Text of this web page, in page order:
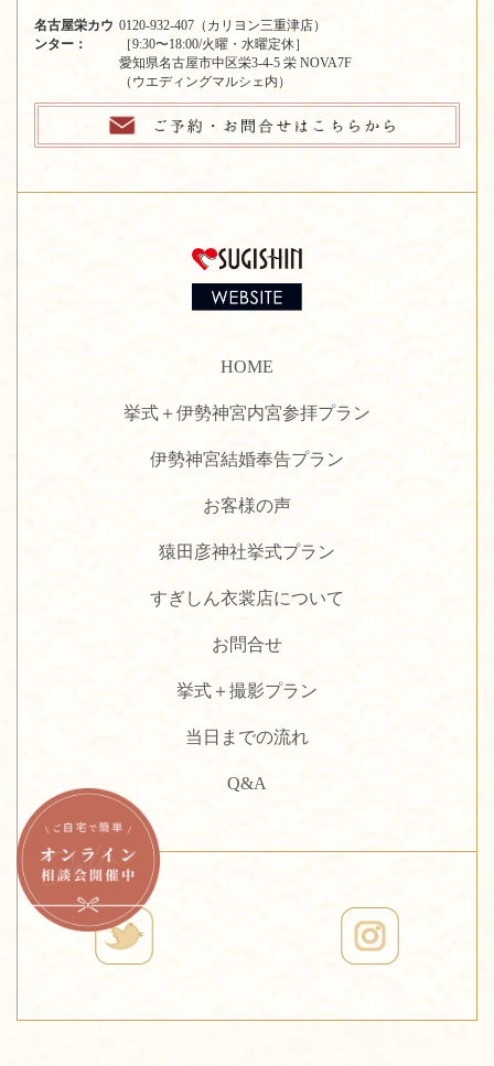
名古屋栄カウ
ンター：
0120-932-407（カリヨン三重津店）
［9:30〜18:00/火曜・水曜定休］
愛知県名古屋市中区栄3-4-5 栄 NOVA7F
（ウエディングマルシェ内）
HOME
挙式＋伊勢神宮内宮参拝プラン
伊勢神宮結婚奉告プラン
お客様の声
猿田彦神社挙式プラン
すぎしん衣裳店について
お問合せ
挙式＋撮影プラン
当日までの流れ
Q&A